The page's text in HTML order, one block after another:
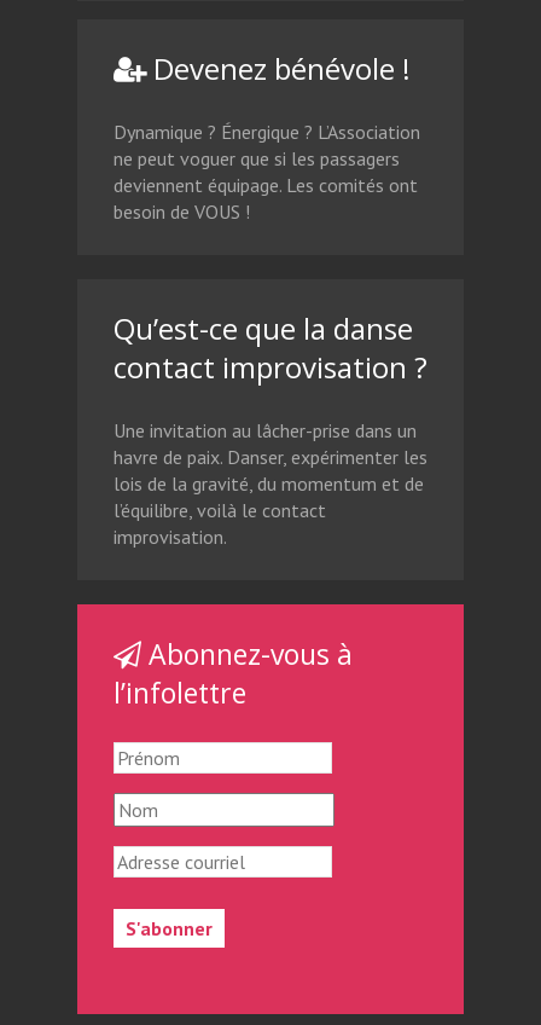
Devenez bénévole !
Dynamique ? Énergique ? L’Association
ne peut voguer que si les passagers
deviennent équipage. Les comités ont
besoin de VOUS !
Qu’est-ce que la danse
contact improvisation ?
Une invitation au lâcher-prise dans un
havre de paix. Danser, expérimenter les
lois de la gravité, du momentum et de
l’équilibre, voilà le contact
improvisation.
Abonnez-vous à
l’infolettre